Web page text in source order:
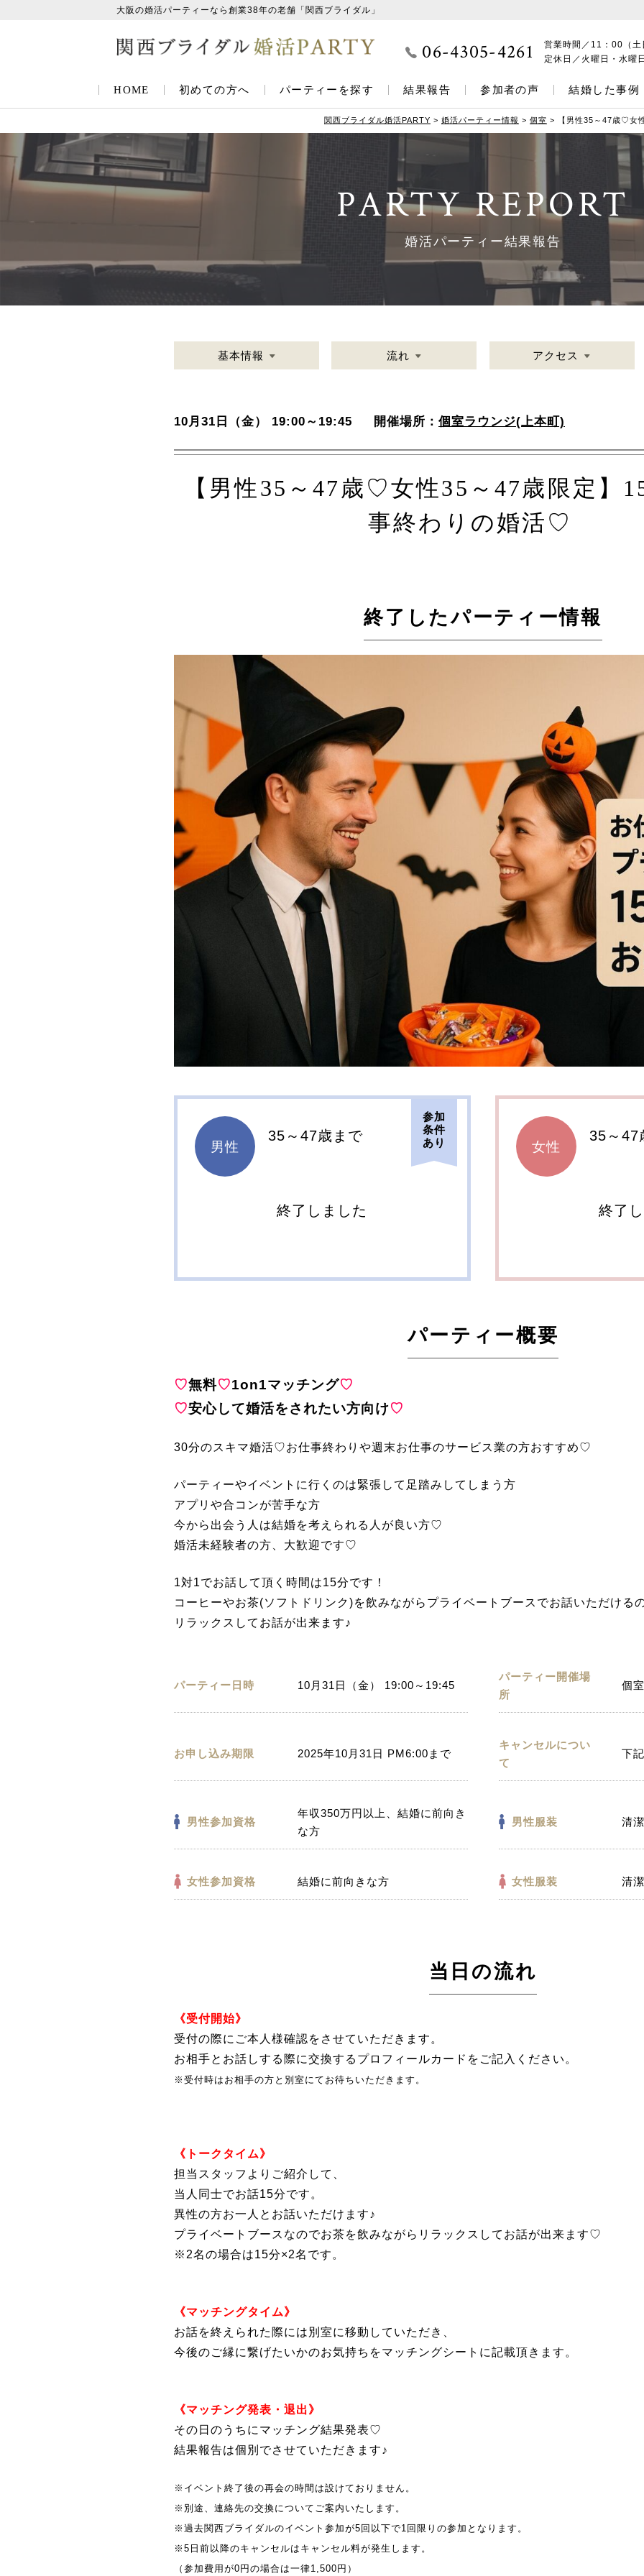
大阪の婚活パーティーなら創業38年の老舗「関西ブライダル」
06-4305-4261 営業時間／ 11：00（
定休日／ 火曜日・水曜
HOME 初めての方へ パーティーを探す 結果報告 参加者の声 結婚した事例
関西ブライダル婚活PARTY > 婚活パーティー情報 > 個室 > 【男性35～47歳♡
PARTY REPORT
婚活パーティー結果報告
基本情報 流れ アクセス
10月31日（金） 19:00～19:45 開催場所： 個室ラウンジ(上本町)
【男性35～47歳♡女性35～47歳限定】
事終わりの婚活♡
終了したパーティー情報
男性
35～47歳まで
参加
条件
あり
終了しました
女性
35～47
終了
パーティー概要
♡無料♡1on1マッチング♡
♡安心して婚活をされたい方向け♡
30分のスキマ婚活♡お仕事終わりや週末お仕事のサービス業の方おすすめ♡
パーティーやイベントに行くのは緊張して足踏みしてしまう方
アプリや合コンが苦手な方
今から出会う人は結婚を考えられる人が良い方♡
婚活未経験者の方、大歓迎です♡
1対1でお話して頂く時間は15分です！
コーヒーやお茶(ソフトドリンク)を飲みながらプライベートブースでお話いただける
リラックスしてお話が出来ます♪
パーティー日時 10月31日（金） 19:00～19:45
パーティー開催場
所
個
お申し込み期限 2025年10月31日 PM6:00まで
キャンセルについ
て
下
男性参加資格
年収350万円以上、結婚に前向き
な方
男性服装 清
女性参加資格 結婚に前向きな方 女性服装 清
当日の流れ
《受付開始》
受付の際にご本人様確認をさせていただきます。
お相手とお話しする際に交換するプロフィールカードをご記入ください。
※受付時はお相手の方と別室にてお待ちいただきます。
《トークタイム》
担当スタッフよりご紹介して、
当人同士でお話15分です。
異性の方お一人とお話いただけます♪
プライベートブースなのでお茶を飲みながらリラックスしてお話が出来ます♡
※2名の場合は15分×2名です。
《マッチングタイム》
お話を終えられた際には別室に移動していただき、
今後のご縁に繋げたいかのお気持ちをマッチングシートに記載頂きます。
《マッチング発表・退出》
その日のうちにマッチング結果発表♡
結果報告は個別でさせていただきます♪
※イベント終了後の再会の時間は設けておりません。
※別途、連絡先の交換についてご案内いたします。
※過去関西ブライダルのイベント参加が5回以下で1回限りの参加となります。
※5日前以降のキャンセルはキャンセル料が発生します。
（参加費用が0円の場合は一律1,500円）